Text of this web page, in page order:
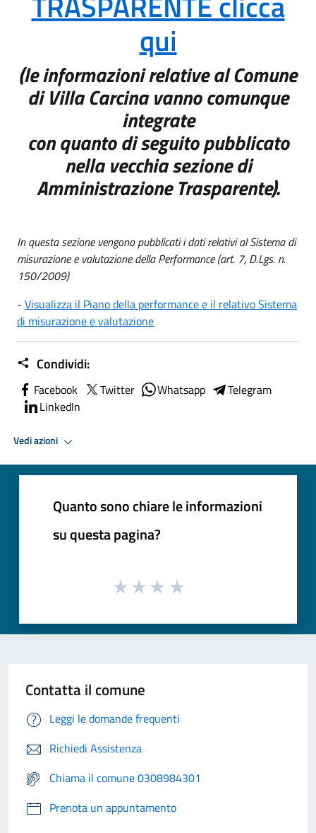
qui
(le informazioni relative al Comune
di Villa Carcina vanno comunque
integrate
con quanto di seguito pubblicato
nella vecchia sezione di
Amministrazione Trasparente).
In questa sezione vengono pubblicati i dati relativi al Sistema di
misurazione e valutazione della Performance (art. 7, D.Lgs. n.
150/2009)
- Visualizza il Piano della performance e il relativo Sistema
di misurazione e valutazione
Condividi:
Facebook Twitter Whatsapp
Telegram
LinkedIn
Vedi azioni
Quanto sono chiare le informazioni
su questa pagina?
Contatta il comune
Leggi le domande frequenti
Richiedi Assistenza
Chiama il comune 0308984301
Prenota un appuntamento